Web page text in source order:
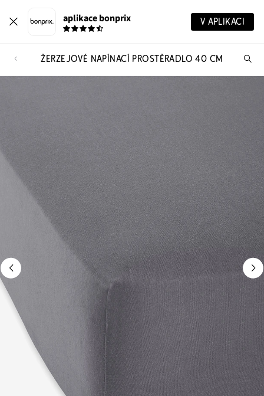
aplikace bonprix V APLIKACI
ŽERZEJOVÉ NAPÍNACÍ PROSTĚRADLO 40 CM